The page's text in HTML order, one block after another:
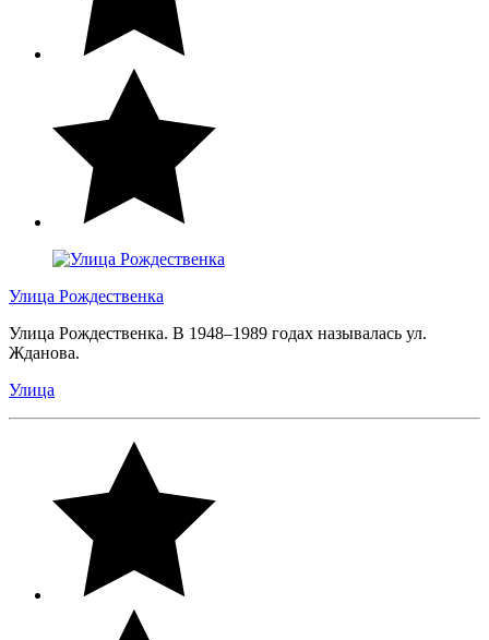
Улица Рождественка
Улица Рождественка. В 1948–1989 годах называлась ул.
Жданова.
Улица